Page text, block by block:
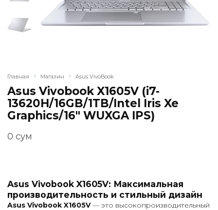
Главная Магазин Asus VivoBook
Asus Vivobook X1605V (i7-
13620H/16GB/1TB/Intel Iris Xe
Graphics/16" WUXGA IPS)
0 сум
Asus Vivobook X1605V: Максимальная
производительность и стильный дизайн
Asus Vivobook X1605V— это высокопроизводительный